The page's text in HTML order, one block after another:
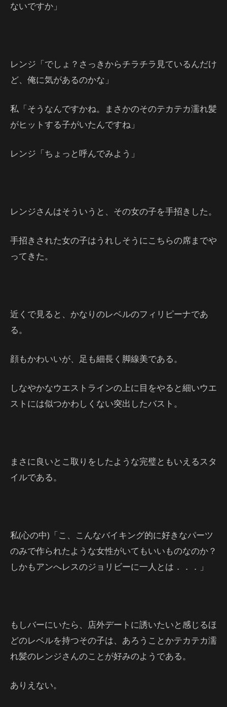
ないですか」
レンジ「でしょ？さっきからチラチラ見ているんだけ
ど、俺に気があるのかな」
私「そうなんですかね。まさかのそのテカテカ濡れ髪
がヒットする子がいたんですね」
レンジ「ちょっと呼んでみよう」
レンジさんはそういうと、その女の子を手招きした。
手招きされた女の子はうれしそうにこちらの席までや
ってきた。
近くで見ると、かなりのレベルのフィリピーナであ
る。
顔もかわいいが、足も細長く脚線美である。
しなやかなウエストラインの上に目をやると細いウエ
ストには似つかわしくない突出したバスト。
まさに良いとこ取りをしたような完璧ともいえるスタ
イルである。
私(心の中)「こ、こんなバイキング的に好きなパーツ
のみで作られたような女性がいてもいいものなのか？
しかもアンへレスのジョリビーに一人とは．．．」
もしバーにいたら、店外デートに誘いたいと感じるほ
どのレベルを持つその子は、あろうことかテカテカ濡
れ髪のレンジさんのことが好みのようである。
ありえない。